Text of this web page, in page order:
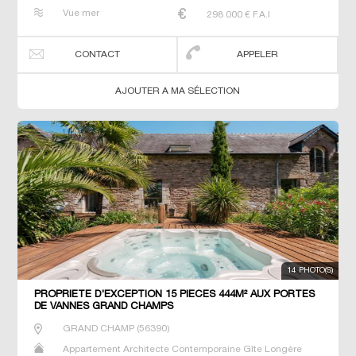
Prestige Prestige Propriété Villa
Vue mer 298 000 € F.A.I
CONTACT APPELER
AJOUTER A MA SÉLECTION
14 PHOTO(S)
PROPRIETE D'EXCEPTION 15 PIECES 444M² AUX PORTES
DE VANNES GRAND CHAMPS
GRAND CHAMP(56390)
Appartement Architecte Contemporaine Gîte Longère